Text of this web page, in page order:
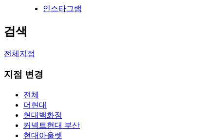
인스타그램
검색
전체지점
지점 변경
전체
더현대
현대백화점
커넥트현대 부산
현대아울렛